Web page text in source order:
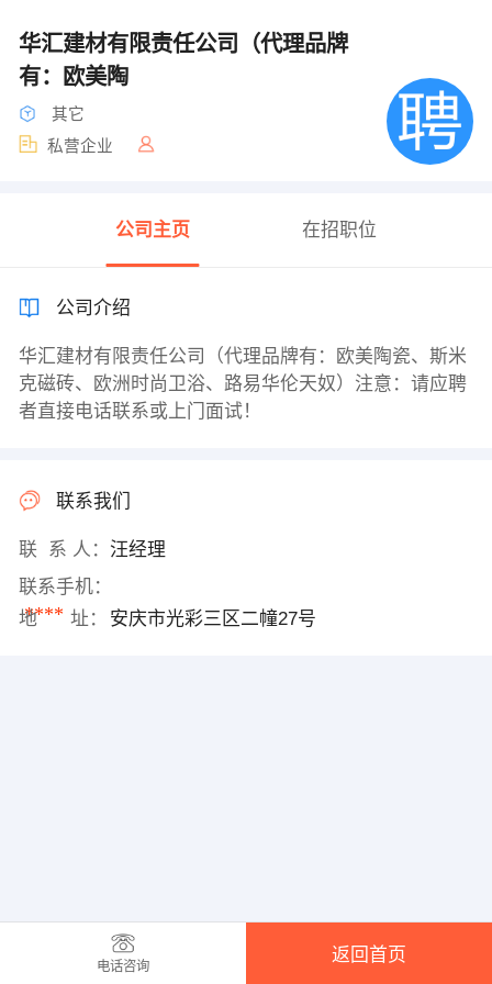
华汇建材有限责任公司（代理品牌
有：欧美陶
其它
私营企业
公司主页 在招职位
公司介绍
华汇建材有限责任公司（代理品牌有：欧美陶瓷、斯米
克磁砖、欧洲时尚卫浴、路易华伦天奴）注意：请应聘
者直接电话联系或上门面试！
联系我们
联 系 人： 汪经理
联系手机：
****
地 址： 安庆市光彩三区二幢27号
电话咨询
返回首页